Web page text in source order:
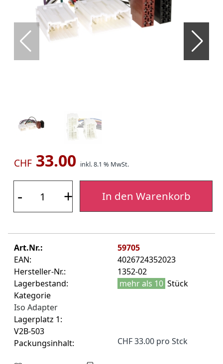
CHF 33.00 inkl. 8.1 % MwSt.
- + In den Warenkorb
Art.Nr.:
59705
EAN:
4026724352023
Hersteller-Nr.:
1352-02
Lagerbestand:
mehr als 10 Stück
Kategorie
Iso Adapter
Lagerplatz 1:
V2B-503
Packungsinhalt:
CHF 33.00 pro Stck